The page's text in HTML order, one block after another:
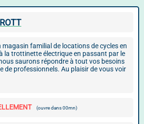
magasin familial de locations de cycles en
la trottinette électrique en passant par le
saurons répondre à tout vos besoins
de professionnels. Au plaisir de vous voir
(ouvre dans 00mn)